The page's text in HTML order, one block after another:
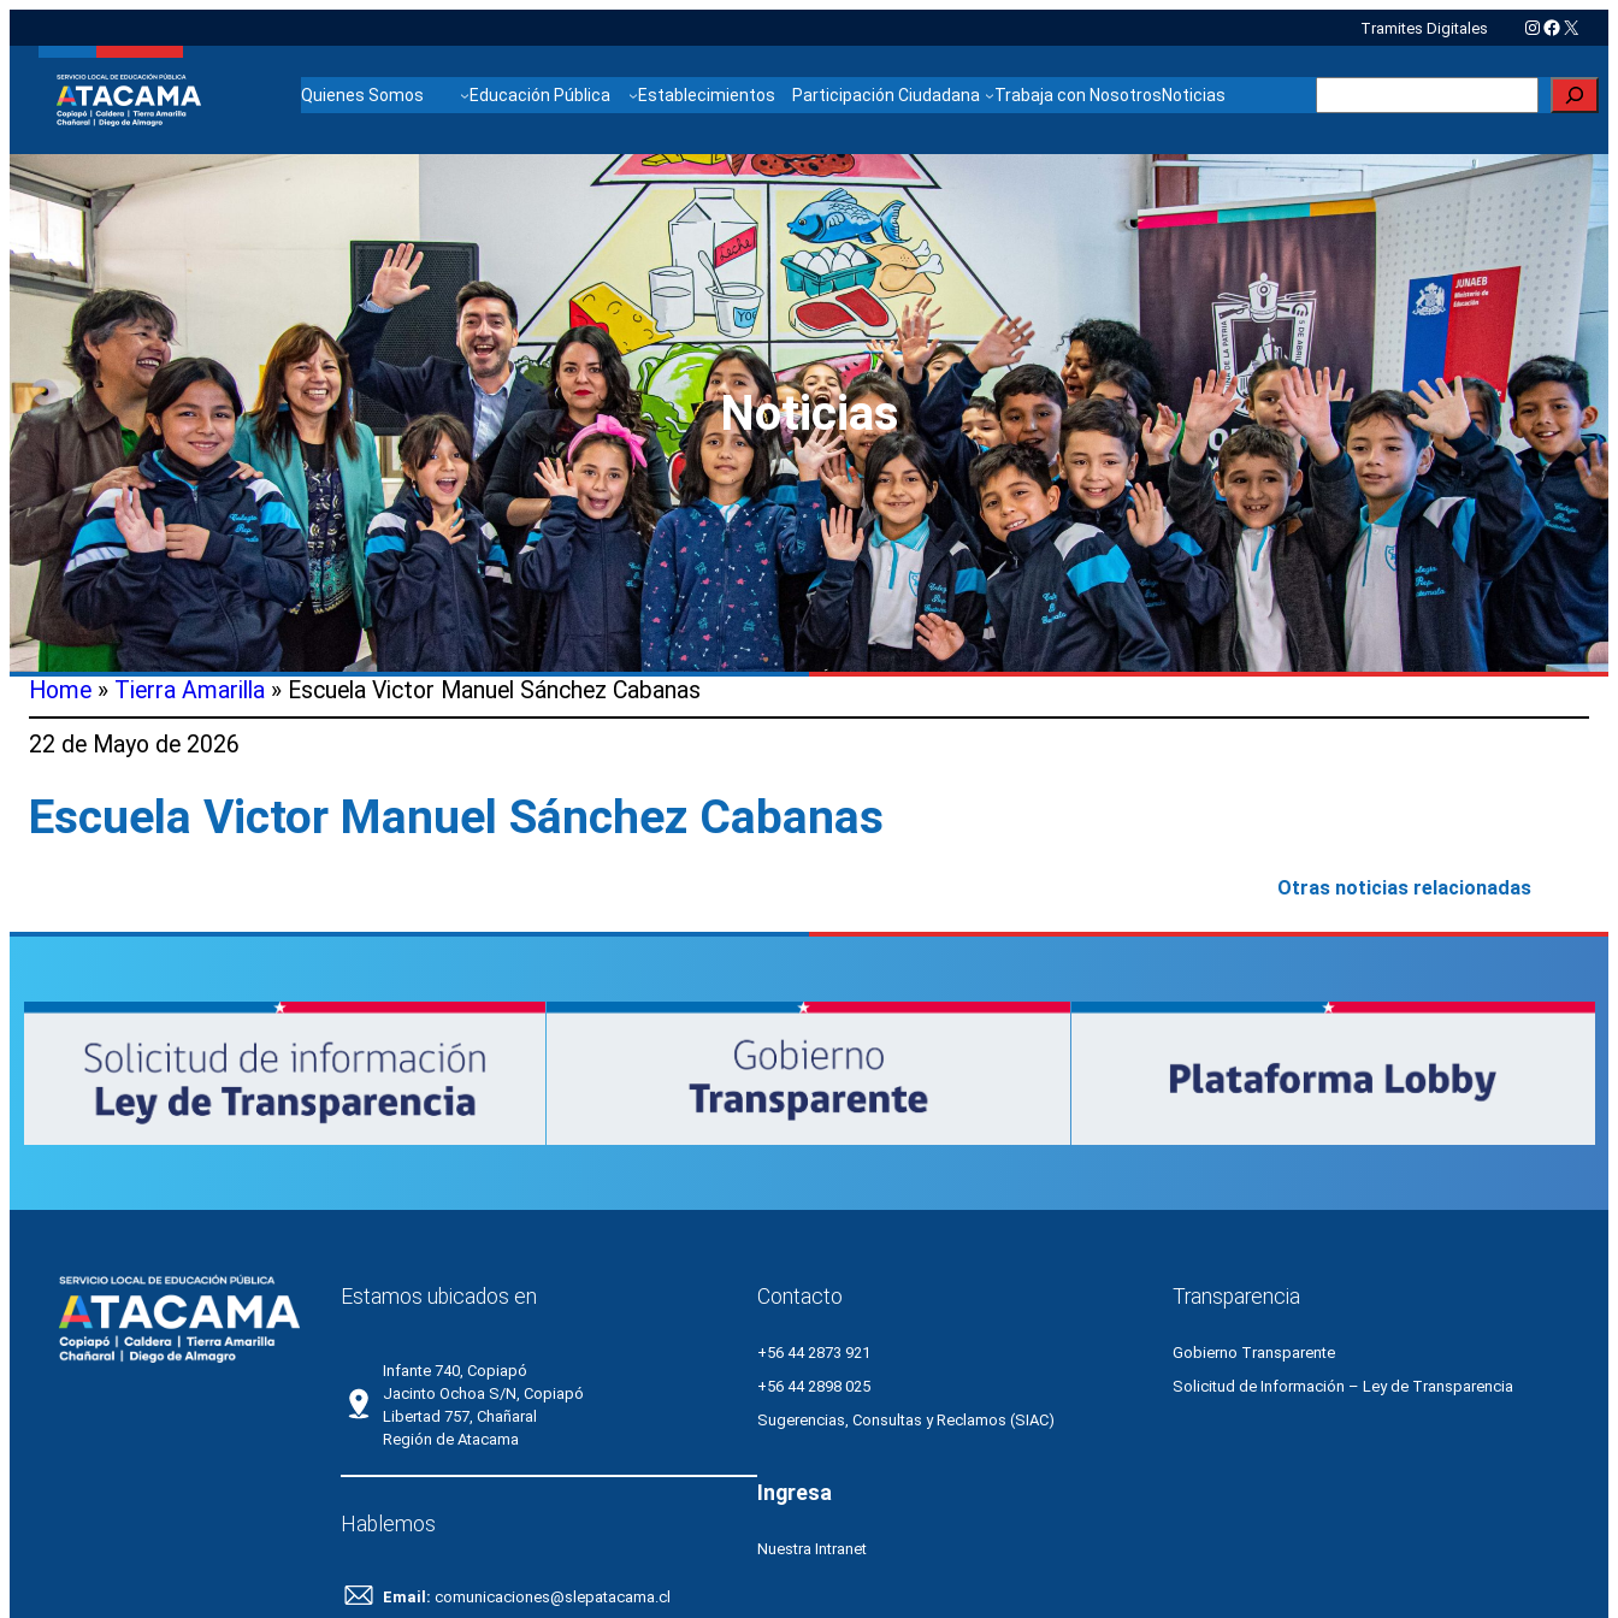
Tramites Digitales Instagram
X
Quienes Somos Educación Pública Establecimientos Participación Ciudadana Trabaja con NosotrosNoticias
Noticias
Home » Tierra Amarilla » Escuela Victor Manuel Sánchez Cabanas
22 de Mayo de 2026
Escuela Victor Manuel Sánchez Cabanas
Otras noticias relacionadas
Estamos ubicados en
Infante 740, Copiapó
Jacinto Ochoa S/N, Copiapó
Libertad 757, Chañaral
Región de Atacama
Hablemos
Email: comunicaciones@slepatacama.cl
Contacto
+56 44 2873 921
+56 44 2898 025
Sugerencias, Consultas y Reclamos (SIAC)
Ingresa
Nuestra Intranet
Transparencia
Gobierno Transparente
Solicitud de Información – Ley de Transparencia